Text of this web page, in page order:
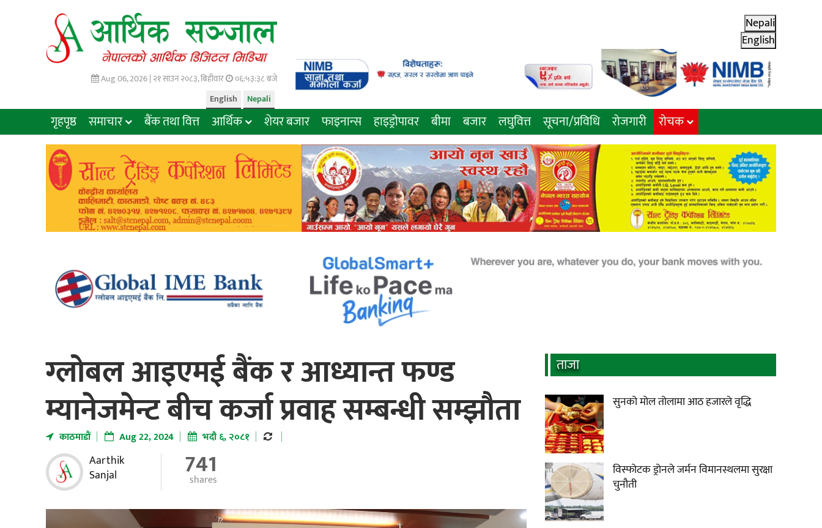
Aug 06, 2026 | २१ साउन २०८३, बिहीवार
०६:५३:३९ बजे
Nepali
English
Nepali
English
गृहपृष्ठ समाचार बैंक तथा वित्त आर्थिक शेयर बजार फाइनान्स हाइड्रोपावर बीमा बजार लघुवित्त सूचना/प्रविधि रोजगारी राेचक
ग्लोबल आइएमई बैंक र आध्यान्त फण्ड
म्यानेजमेन्ट बीच कर्जा प्रवाह सम्बन्धी सम्झौता
काठमाडाैं Aug 22, 2024 भदौ ६, २०८१
Aarthik
Sanjal
741
shares
ताजा
सुनको मोल तोलामा आठ हजारले वृद्धि
विस्फोटक ड्रोनले जर्मन विमानस्थलमा सुरक्षा
चुनौती